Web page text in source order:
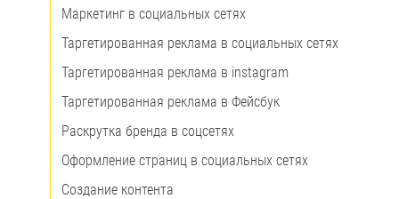
Маркетинг в социальных сетях
Таргетированная реклама в социальных сетях
Таргетированная реклама в instagram
Таргетированная реклама в Фейсбук
Раскрутка бренда в соцсетях
Оформление страниц в социальных сетях
Создание контента